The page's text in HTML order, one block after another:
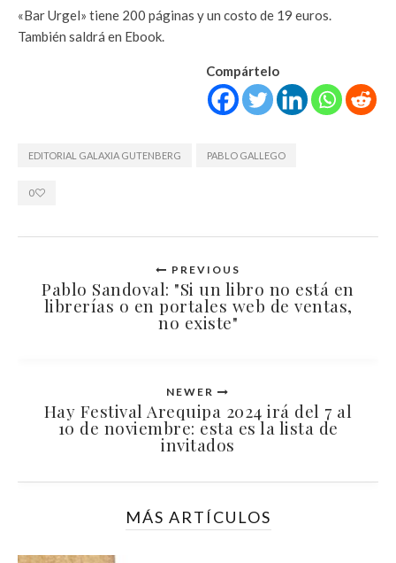
«Bar Urgel» tiene 200 páginas y un costo de 19 euros.
También saldrá en Ebook.
Compártelo
EDITORIAL GALAXIA GUTENBERG PABLO GALLEGO
0
PREVIOUS
Pablo Sandoval: "Si un libro no está en
librerías o en portales web de ventas,
no existe"
NEWER
Hay Festival Arequipa 2024 irá del 7 al
10 de noviembre: esta es la lista de
invitados
MÁS ARTÍCULOS